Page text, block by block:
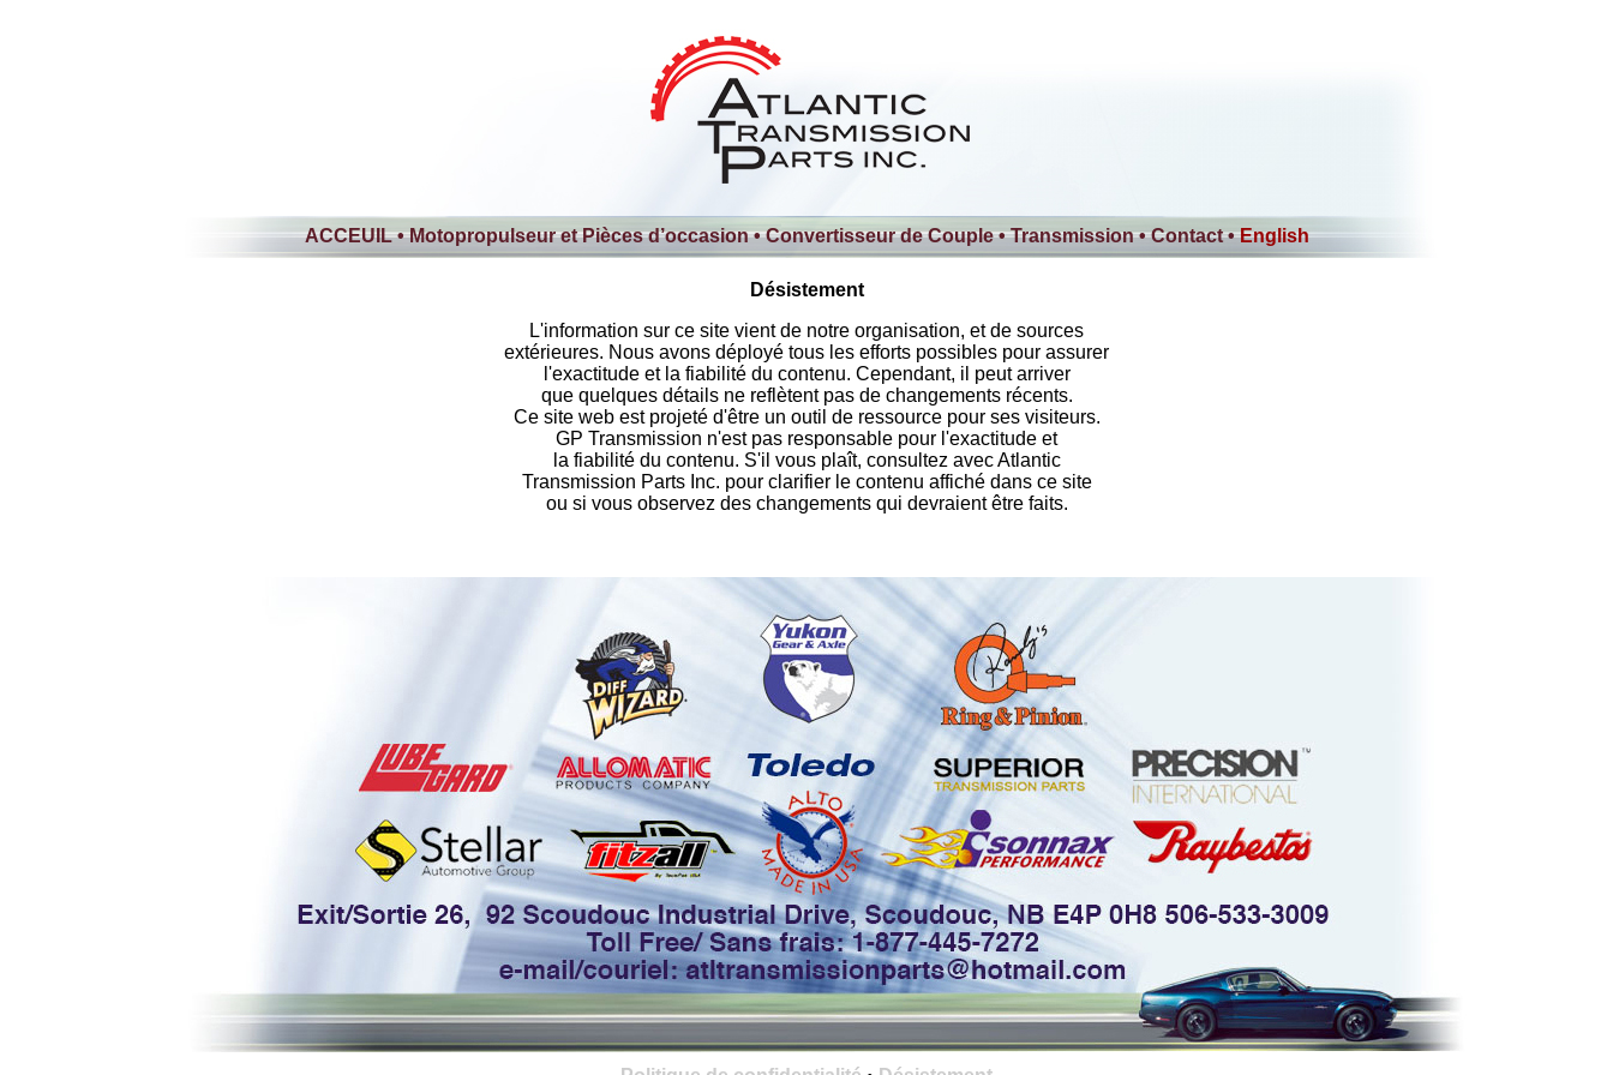
ACCEUIL•Motopropulseur et Pièces d’occasion•Convertisseur de Couple•Transmission•Contact•English
Désistement
L'information sur ce site vient de notre organisation, et de sources
extérieures. Nous avons déployé tous les efforts possibles pour assurer
l'exactitude et la fiabilité du contenu. Cependant, il peut arriver
que quelques détails ne reflètent pas de changements récents.
Ce site web est projeté d'être un outil de ressource pour ses visiteurs.
GP Transmission n'est pas responsable pour l'exactitude et
la fiabilité du contenu. S'il vous plaît, consultez avec Atlantic
Transmission Parts Inc. pour clarifier le contenu affiché dans ce site
ou si vous observez des changements qui devraient être faits.